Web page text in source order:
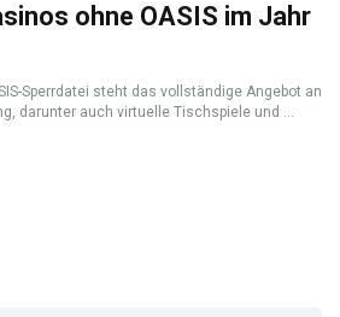
ohne OASIS im Jahr
Sperrdatei steht das vollständige Angebot an
darunter auch virtuelle Tischspiele und ...